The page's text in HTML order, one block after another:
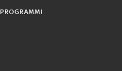
PROGRAMMI